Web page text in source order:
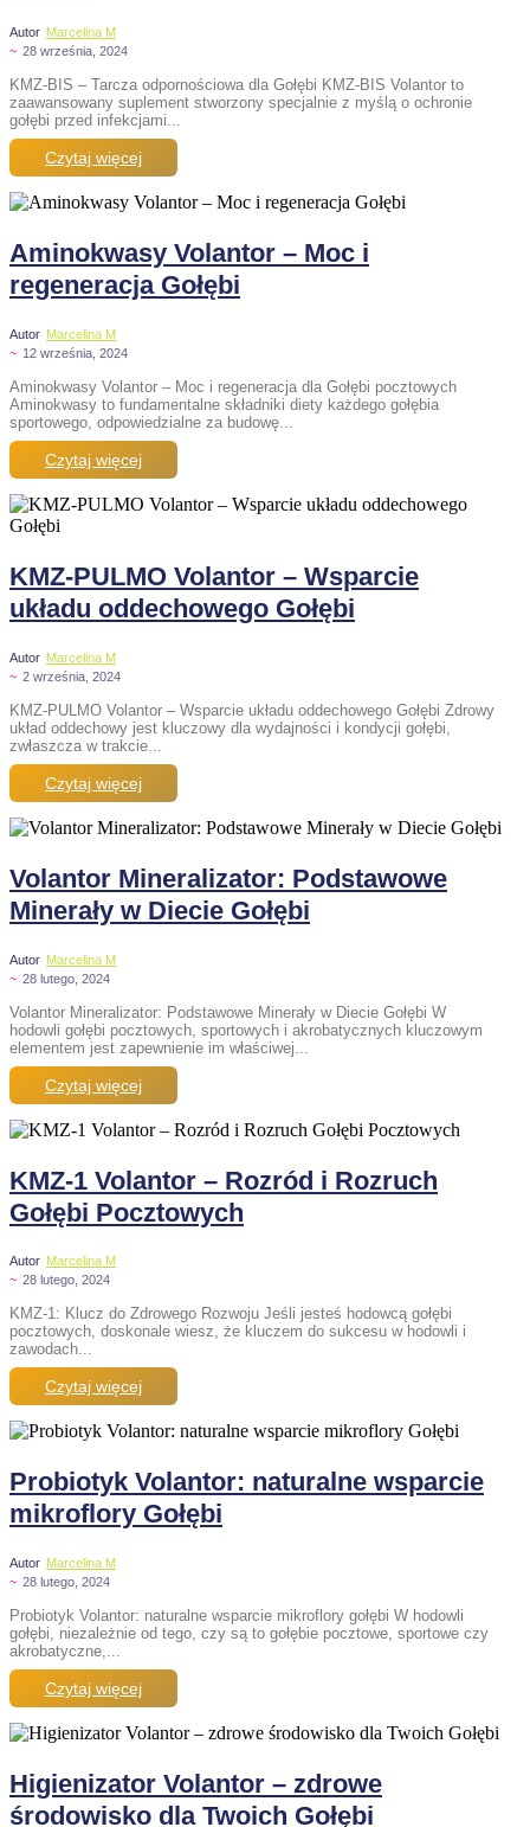
Autor Marcelina M
~ 28 września, 2024
KMZ-BIS – Tarcza odpornościowa dla Gołębi KMZ-BIS Volantor to
zaawansowany suplement stworzony specjalnie z myślą o ochronie
gołębi przed infekcjami...
Czytaj więcej
Aminokwasy Volantor – Moc i
regeneracja Gołębi
Autor Marcelina M
~ 12 września, 2024
Aminokwasy Volantor – Moc i regeneracja dla Gołębi pocztowych
Aminokwasy to fundamentalne składniki diety każdego gołębia
sportowego, odpowiedzialne za budowę...
Czytaj więcej
KMZ-PULMO Volantor – Wsparcie
układu oddechowego Gołębi
Autor Marcelina M
~ 2 września, 2024
KMZ-PULMO Volantor – Wsparcie układu oddechowego Gołębi Zdrowy
układ oddechowy jest kluczowy dla wydajności i kondycji gołębi,
zwłaszcza w trakcie...
Czytaj więcej
Volantor Mineralizator: Podstawowe
Minerały w Diecie Gołębi
Autor Marcelina M
~ 28 lutego, 2024
Volantor Mineralizator: Podstawowe Minerały w Diecie Gołębi W
hodowli gołębi pocztowych, sportowych i akrobatycznych kluczowym
elementem jest zapewnienie im właściwej...
Czytaj więcej
KMZ-1 Volantor – Rozród i Rozruch
Gołębi Pocztowych
Autor Marcelina M
~ 28 lutego, 2024
KMZ-1: Klucz do Zdrowego Rozwoju Jeśli jesteś hodowcą gołębi
pocztowych, doskonale wiesz, że kluczem do sukcesu w hodowli i
zawodach...
Czytaj więcej
Probiotyk Volantor: naturalne wsparcie
mikroflory Gołębi
Autor Marcelina M
~ 28 lutego, 2024
Probiotyk Volantor: naturalne wsparcie mikroflory gołębi W hodowli
gołębi, niezależnie od tego, czy są to gołębie pocztowe, sportowe czy
akrobatyczne,...
Czytaj więcej
Higienizator Volantor – zdrowe
środowisko dla Twoich Gołębi